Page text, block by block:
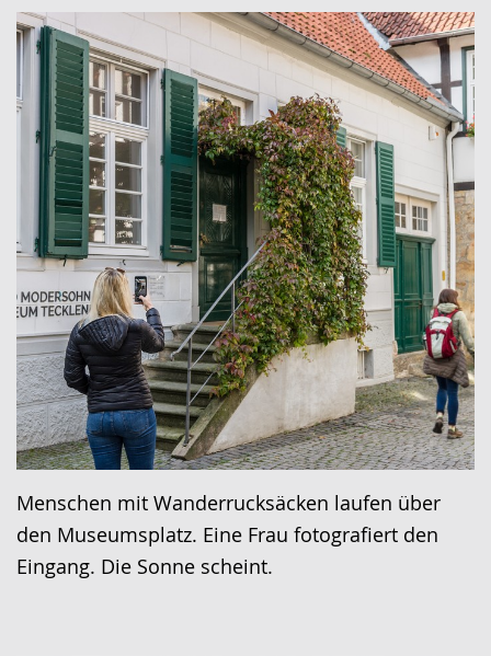
Menschen mit Wanderrucksäcken laufen über
den Museumsplatz. Eine Frau fotografiert den
Eingang. Die Sonne scheint.